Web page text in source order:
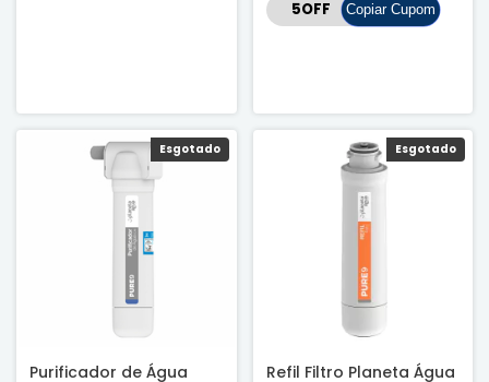
Copiar Cupom
Esgotado
Purificador de Água
Esgotado
Refil Filtro Planeta Água